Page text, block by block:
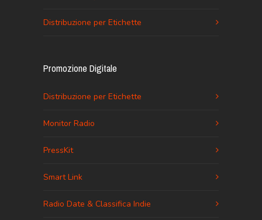
Distribuzione per Etichette
Promozione Digitale
Distribuzione per Etichette
Monitor Radio
PressKit
Smart Link
Radio Date & Classifica Indie